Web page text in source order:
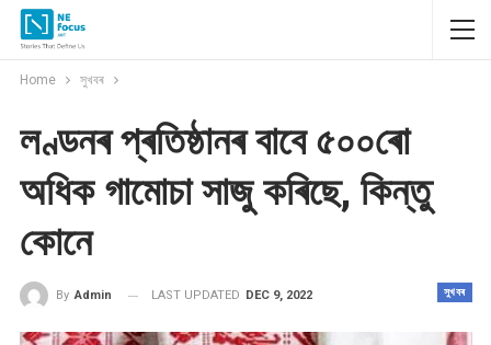
Home সুখবৰ
লণ্ডনৰ প্ৰতিষ্ঠানৰ বাবে ৫০০ৰো
অধিক গামোচা সাজু কৰিছে, কিন্তু
কোনে
সুখবৰ
By Admin LAST UPDATED DEC 9, 2022